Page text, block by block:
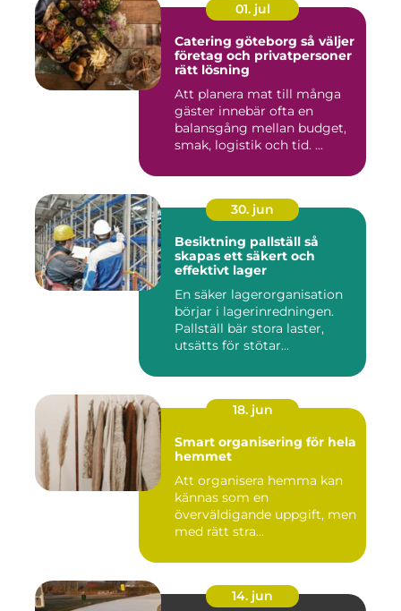
01. jul
Catering göteborg så väljer
företag och privatpersoner
rätt lösning
Att planera mat till många
gäster innebär ofta en
balansgång mellan budget,
smak, logistik och tid. ...
30. jun
Besiktning pallställ så
skapas ett säkert och
effektivt lager
En säker lagerorganisation
börjar i lagerinredningen.
Pallställ bär stora laster,
utsätts för stötar...
18. jun
Smart organisering för hela
hemmet
Att organisera hemma kan
kännas som en
överväldigande uppgift, men
med rätt stra...
14. jun